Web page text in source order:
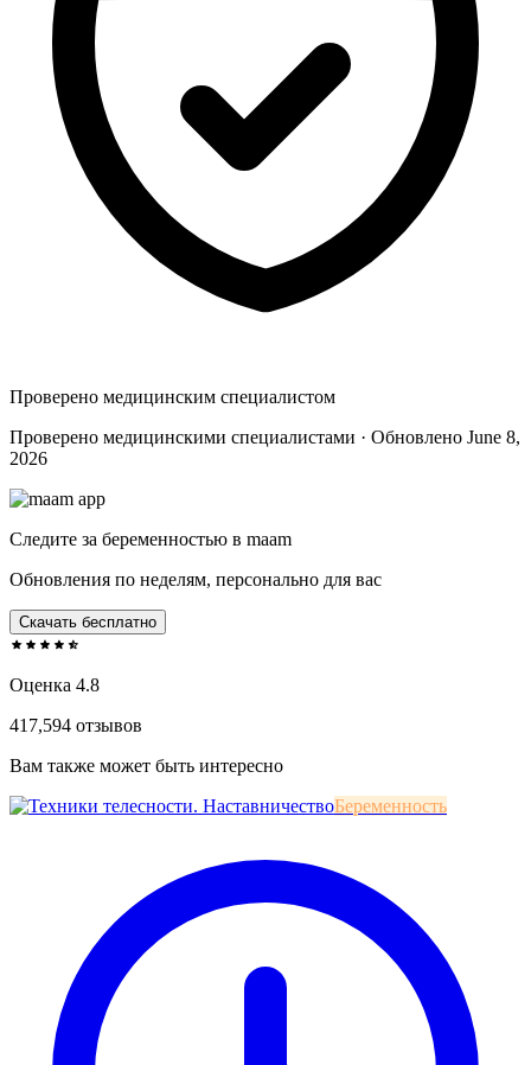
Проверено медицинским специалистом
Проверено медицинскими специалистами · Обновлено June 8,
2026
Следите за беременностью в maam
Обновления по неделям, персонально для вас
Скачать бесплатно
Оценка 4.8
417,594 отзывов
Вам также может быть интересно
Беременность